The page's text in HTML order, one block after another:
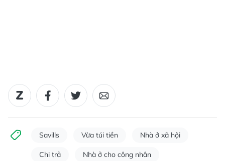
Savills Vừa túi tiền Nhà ở xã hội
Chi trả Nhà ở cho công nhân